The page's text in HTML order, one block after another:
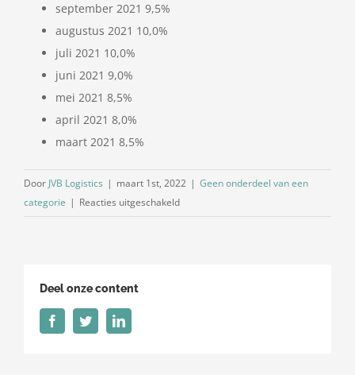
september 2021 9,5%
augustus 2021 10,0%
juli 2021 10,0%
juni 2021 9,0%
mei 2021 8,5%
april 2021 8,0%
maart 2021 8,5%
Door JVB Logistics | maart 1st, 2022 | Geen onderdeel van een
categorie | Reacties uitgeschakeldvoor
Deel onze content
FacebookTwitterLinkedIn